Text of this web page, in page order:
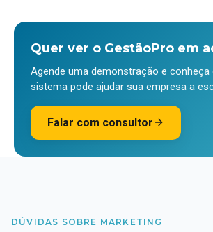
Quer ver o GestãoPro em
Agende uma demonstração e
sistema pode ajudar sua empresa a
Falar com consultor
DÚVIDAS SOBRE MARKETING